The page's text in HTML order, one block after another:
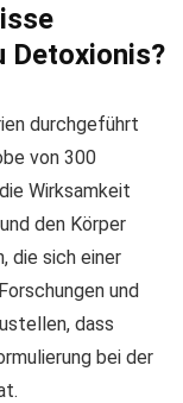
Detoxionis?
durchgeführt
von 300
Wirksamkeit
den Körper
die sich einer
und
dass
bei der